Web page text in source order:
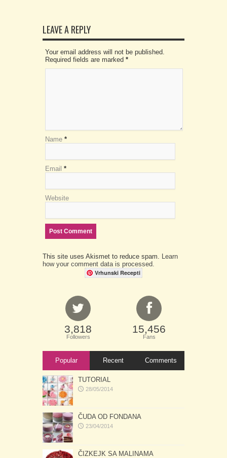
LEAVE A REPLY
Your email address will not be published.
Required fields are marked *
Name *
Email *
Website
This site uses Akismet to reduce spam. Learn
how your comment data is processed.
Vrhunski Recepti
3,818
Followers
15,456
Fans
Popular Recent Comments
TUTORIAL
28/05/2014
ČUDA OD FONDANA
23/04/2014
ČIZKEJK SA MALINAMA